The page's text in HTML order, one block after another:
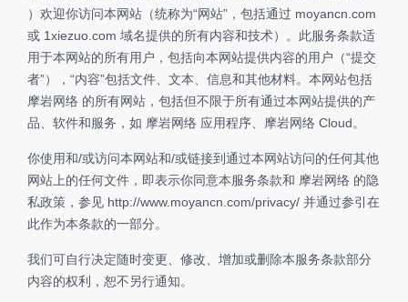
）欢迎你访问本网站（统称为“网站”，包括通过 moyancn.com
或 1xiezuo.com 域名提供的所有内容和技术）。此服务条款适
用于本网站的所有用户，包括向本网站提供内容的用户（“提交
者”），“内容”包括文件、文本、信息和其他材料。本网站包括
摩岩网络 的所有网站，包括但不限于所有通过本网站提供的产
品、软件和服务，如 摩岩网络 应用程序、摩岩网络 Cloud。
你使用和/或访问本网站和/或链接到通过本网站访问的任何其他
网站上的任何文件，即表示你同意本服务条款和 摩岩网络 的隐
私政策，参见 http://www.moyancn.com/privacy/ 并通过参引在
此作为本条款的一部分。
我们可自行决定随时变更、修改、增加或删除本服务条款部分
内容的权利，恕不另行通知。